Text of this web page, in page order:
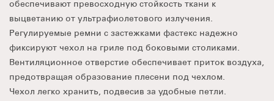
обеспечивают превосходную стойкость ткани к
выцветанию от ультрафиолетового излучения.
Регулируемые ремни с застежками фастекс надежно
фиксируют чехол на гриле под боковыми столиками.
Вентиляционное отверстие обеспечивает приток воздуха,
предотвращая образование плесени под чехлом.
Чехол легко хранить, подвесив за удобные петли.